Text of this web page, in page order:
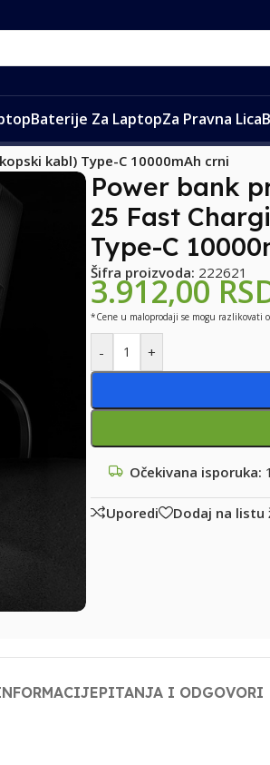
Baterije Za LaptopZa Pravna Lica
kabl) Type-C 10000mAh crni
Power bank
25 Fast
Type-C
Šifra proizvoda: 222621
3.912,00
*Cene u maloprodaji se mogu razlikovati
- +
Očekivana isporuka:
Uporedi Dodaj na listu
PITANJA I ODGOVORI